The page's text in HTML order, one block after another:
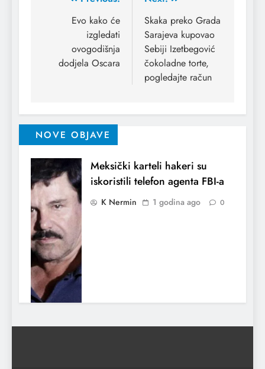
Evo kako će
izgledati
ovogodišnja
dodjela Oscara
Skaka preko Grada
Sarajeva kupovao
Sebiji Izetbegović
čokoladne torte,
pogledajte račun
NOVE OBJAVE
Meksički karteli hakeri su
iskoristili telefon agenta FBI-a
K Nermin 1 godina ago 0
Indija potvrdila da je napala